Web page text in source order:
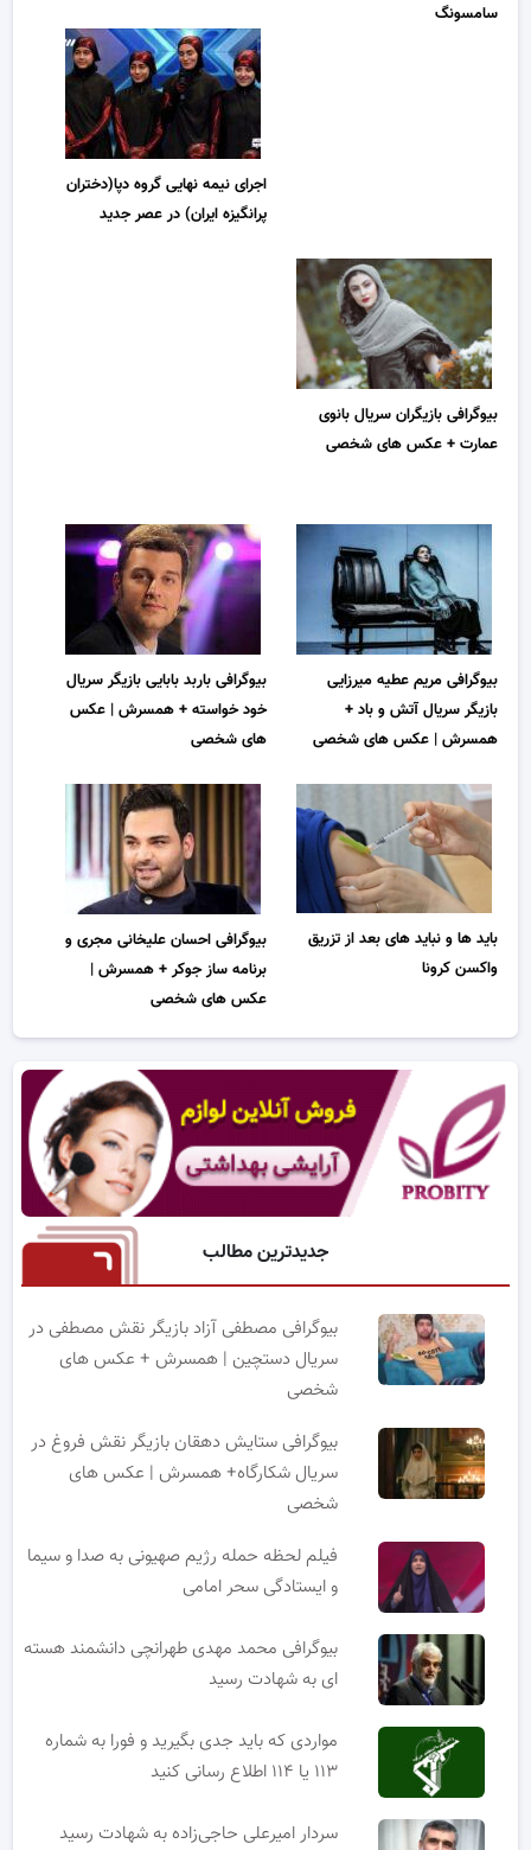
سامسونگ
اجرای نیمه نهایی گروه دپا(دختران
پرانگیزه ایران) در عصر جدید
بیوگرافی بازیگران سریال بانوی
عمارت + عکس های شخصی
بیوگرافی مریم عطیه میرزایی
بازیگر سریال آتش و باد +
همسرش | عکس های شخصی
بیوگرافی باربد بابایی بازیگر سریال
خود خواسته + همسرش | عکس
های شخصی
باید ها و نباید های بعد از تزریق
واکسن کرونا
بیوگرافی احسان علیخانی مجری و
برنامه ساز جوکر + همسرش |
عکس های شخصی
جدیدترین مطالب
بیوگرافی مصطفی آزاد بازیگر نقش مصطفی در
سریال دستچین | همسرش + عکس های
شخصی
بیوگرافی ستایش دهقان بازیگر نقش فروغ در
سریال شکارگاه+ همسرش | عکس های
شخصی
فیلم لحظه حمله رژیم صهیونی به صدا و سیما
و ایستادگی سحر امامی
بیوگرافی محمد مهدی طهرانچی دانشمند هسته
ای به شهادت رسید
مواردی که باید جدی بگیرید و فورا به شماره
۱۱۳ یا ۱۱۴ اطلاع رسانی کنید
سردار امیرعلی حاجی‌زاده به شهادت رسید